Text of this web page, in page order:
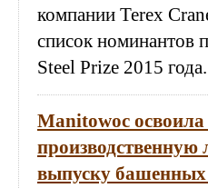
компании Terex
список номинантов
Steel Prize 2015 года.
Manitowoc
выпуску